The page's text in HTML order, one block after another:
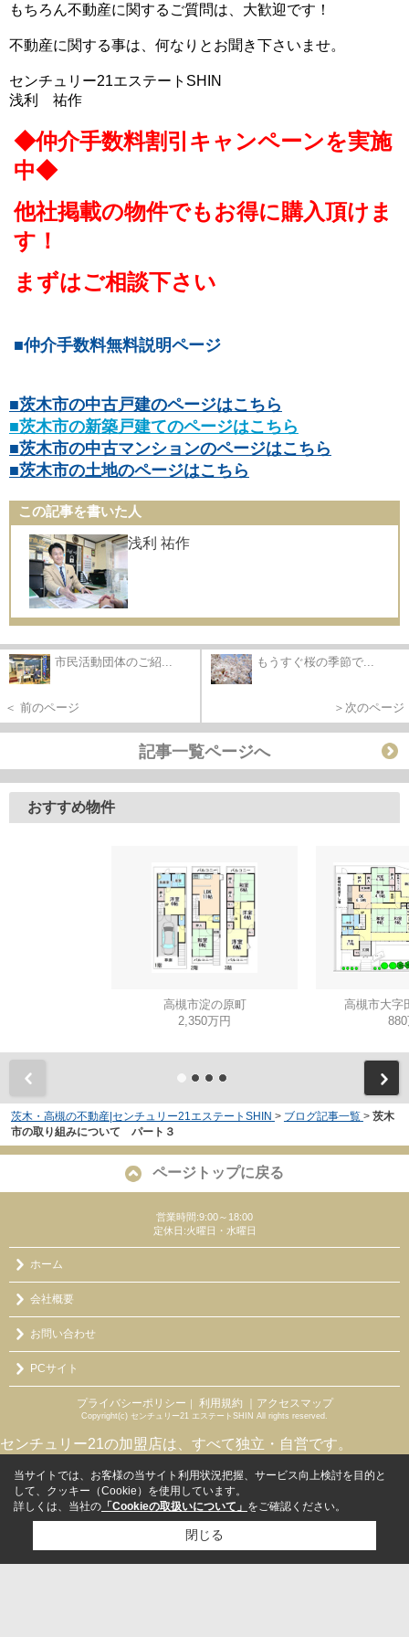
もちろん不動産に関するご質問は、大歓迎です！
不動産に関する事は、何なりとお聞き下さいませ。
センチュリー21エステートSHIN
浅利 祐作
◆仲介手数料割引キャンペーンを実施
中◆
他社掲載の物件でもお得に購入頂けま
す！
まずはご相談下さい
■仲介手数料無料説明ページ
■茨木市の中古戸建のページはこちら
■茨木市の新築戸建てのページはこちら
■茨木市の中古マンションのページはこちら
■茨木市の土地のページはこちら
この記事を書いた人
浅利 祐作
市民活動団体のご紹...
＜ 前のページ
もうすぐ桜の季節で...
＞次のページ
記事一覧ページへ
おすすめ物件
高槻市淀の原町
2,350万円
高槻市大字
茨木・高槻の不動産|センチュリー21エステートSHIN > ブログ記事一覧 > 茨木
市の取り組みについて パート３
ページトップに戻る
営業時間:9:00～18:00
定休日:火曜日・水曜日
ホーム
会社概要
お問い合わせ
PCサイト
プライバシーポリシー ｜ 利用規約 ｜アクセスマップ
Copyright(c) センチュリー21 エステートSHIN All rights reserved.
センチュリー21の加盟店は、すべて独立・自営です。
当サイトでは、お客様の当サイト利用状況把握、サービス向上検討を目的と
して、クッキー（Cookie）を使用しています。
詳しくは、当社の 「Cookieの取扱いについて」 をご確認ください。
閉じる